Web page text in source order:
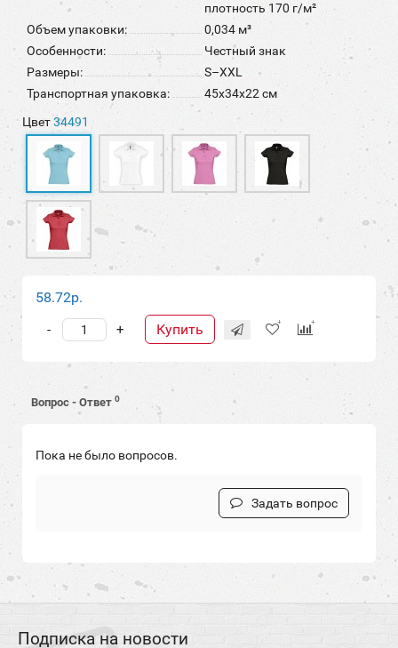
плотность 170 г/м²
Объем упаковки:
0,034 м³
Особенности:
Честный знак
Размеры:
S–XXL
Транспортная упаковка:
45x34x22 см
Цвет34491
58.72р.
+
- Купить
Вопрос - Ответ 0
Пока не было вопросов.
Задать вопрос
Подписка на новости